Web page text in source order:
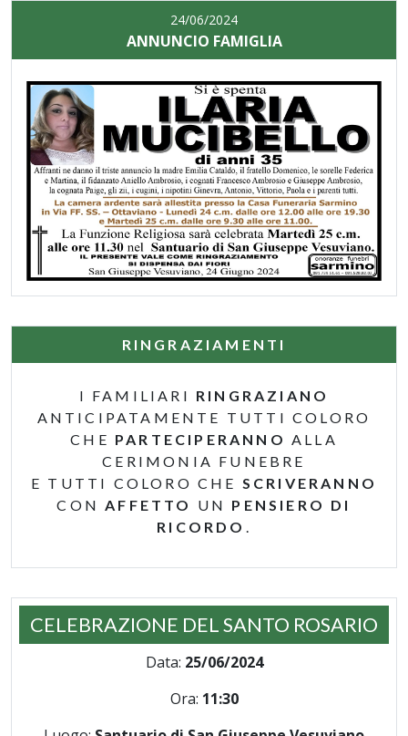
24/06/2024
ANNUNCIO FAMIGLIA
RINGRAZIAMENTI
I FAMILIARI RINGRAZIANO
ANTICIPATAMENTE TUTTI COLORO
CHE PARTECIPERANNO ALLA
CERIMONIA FUNEBRE
E TUTTI COLORO CHE SCRIVERANNO
CONAFFETTO UN PENSIERO DI
RICORDO .
CELEBRAZIONE DEL SANTO ROSARIO
Data: 25/06/2024
Ora: 11:30